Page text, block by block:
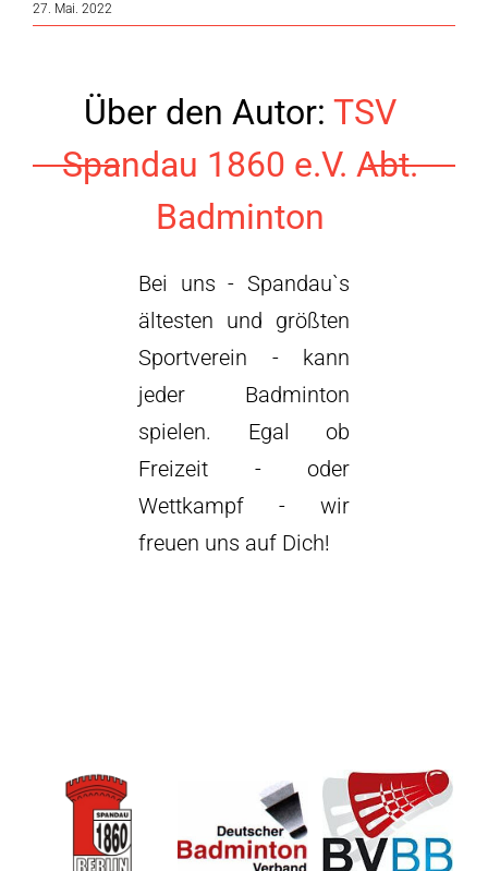
27. Mai. 2022
Über den Autor: TSV
Spandau 1860 e.V. Abt.
Badminton
Bei uns - Spandau`s
ältesten und größten
Sportverein - kann
jeder Badminton
spielen. Egal ob
Freizeit - oder
Wettkampf - wir
freuen uns auf Dich!